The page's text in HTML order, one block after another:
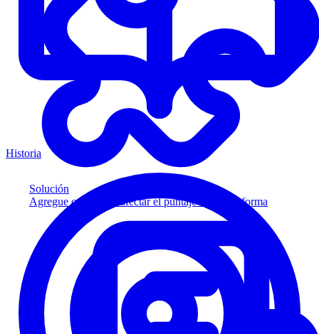
Solución
Agregue crédito sin afectar el puntaje a su plataforma
Historia